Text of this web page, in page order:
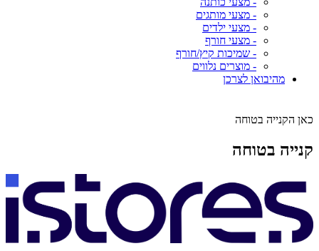
- מצעי מותגים
- מצעי ילדים
- מצעי חורף
- שמיכות קיץ/חורף
- מוצרים נלווים
מהיבואן לצרכן
כאן הקנייה בטוחה
קנייה בטוחה